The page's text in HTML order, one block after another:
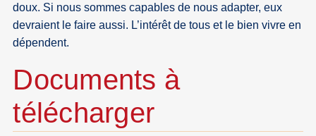
doux. Si nous sommes capables de nous adapter, eux
devraient le faire aussi. L’intérêt de tous et le bien vivre en
dépendent.
Documents à
télécharger